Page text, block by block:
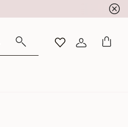
LISTA DESIDERI
ACCEDI